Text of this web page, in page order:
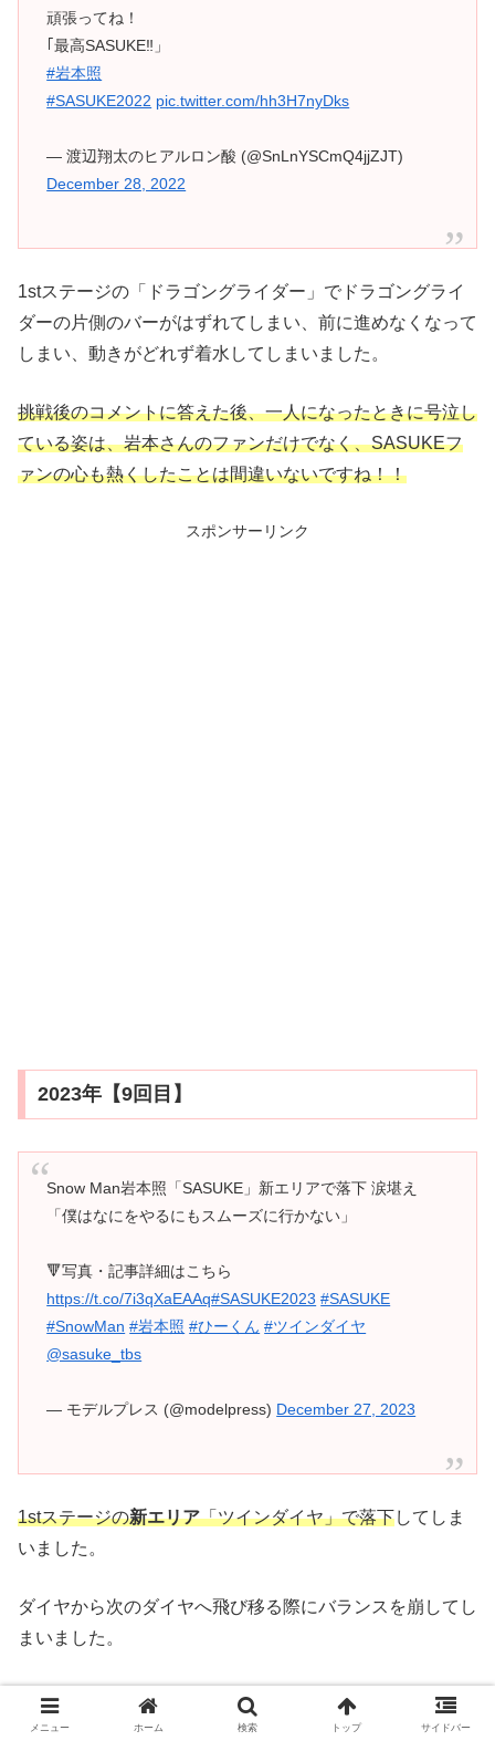
頑張ってね！
｢最高SASUKE‼️」
#岩本照
#SASUKE2022 pic.twitter.com/hh3H7nyDks
— 渡辺翔太のヒアルロン酸 (@SnLnYSCmQ4jjZJT)
December 28, 2022
1stステージの「ドラゴングライダー」でドラゴングライ
ダーの片側のバーがはずれてしまい、前に進めなくなって
しまい、動きがどれず着水してしまいました。
挑戦後のコメントに答えた後、一人になったときに号泣し
ている姿は、岩本さんのファンだけでなく、SASUKEフ
ァンの心も熱くしたことは間違いないですね！！
スポンサーリンク
2023年【9回目】
Snow Man岩本照「SASUKE」新エリアで落下 涙堪え
「僕はなにをやるにもスムーズに行かない」
🔻写真・記事詳細はこちら
https://t.co/7i3qXaEAAq#SASUKE2023 #SASUKE
#SnowMan #岩本照 #ひーくん #ツインダイヤ
@sasuke_tbs
— モデルプレス (@modelpress) December 27, 2023
1stステージの新エリア「ツインダイヤ」で落下してしま
いました。
ダイヤから次のダイヤへ飛び移る際にバランスを崩してし
まいました。
終わった後の
「いろんなことが他の人たちよりも時間がか
かる」 というコメントにくやしい気持ちがにじみ出ていま
メニュー ホーム 検索 トップ サイドバー